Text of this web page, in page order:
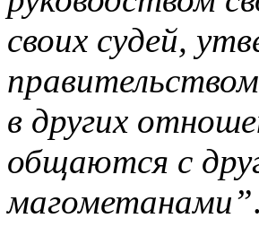
своих судей,
в других
общаются с
магометанами”